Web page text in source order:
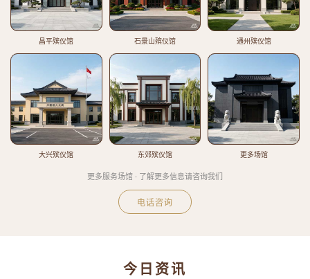
昌平殡仪馆 石景山殡仪馆 通州殡仪馆
大兴殡仪馆 东郊殡仪馆 更多场馆
更多服务场馆 · 了解更多信息请咨询我们
电话咨询
今日资讯